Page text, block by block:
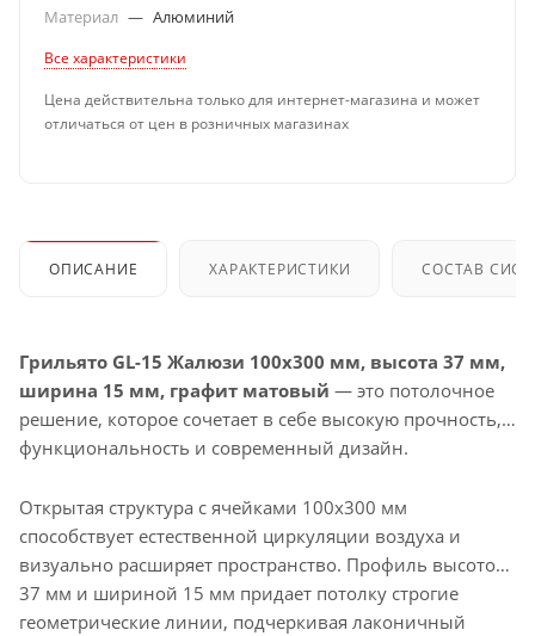
Материал — Алюминий
Все характеристики
Цена действительна только для интернет-магазина и может
отличаться от цен в розничных магазинах
ОПИСАНИЕ ХАРАКТЕРИСТИКИ СОСТАВ
Грильято GL-15 Жалюзи 100x300 мм, высота 37 мм,
ширина 15 мм, графит матовый — это потолочное
решение, которое сочетает в себе высокую прочность,
функциональность и современный дизайн.
Открытая структура с ячейками 100x300 мм
способствует естественной циркуляции воздуха и
визуально расширяет пространство. Профиль высотой
37 мм и шириной 15 мм придает потолку строгие
геометрические линии, подчеркивая лаконичный